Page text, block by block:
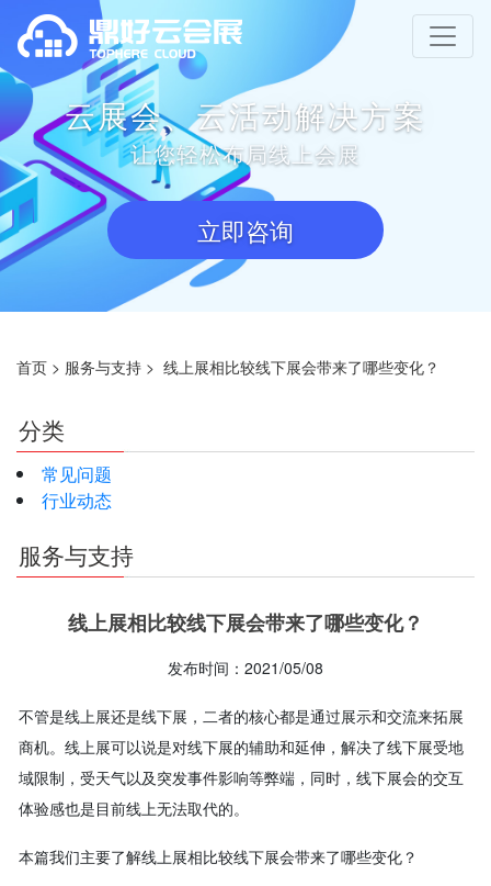
云展会、云活动解决方案
让您轻松布局线上会展
立即咨询
首页 > 服务与支持 > 线上展相比较线下展会带来了哪些变化？
分类
常见问题
行业动态
服务与支持
线上展相比较线下展会带来了哪些变化？
发布时间：2021/05/08
不管是线上展还是线下展，二者的核心都是通过展示和交流来拓展
商机。线上展可以说是对线下展的辅助和延伸，解决了线下展受地
域限制，受天气以及突发事件影响等弊端，同时，线下展会的交互
体验感也是目前线上无法取代的。
本篇我们主要了解线上展相比较线下展会带来了哪些变化？